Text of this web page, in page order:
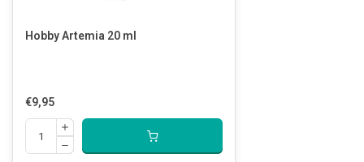
Hobby Artemia 20 ml
€9,95